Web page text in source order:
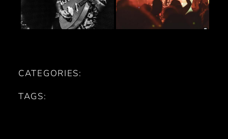
CATEGORIES:
TAGS: